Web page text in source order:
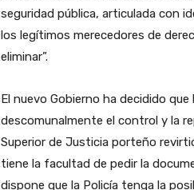
seguridad pública, articulada con
los legítimos merecedores de
eliminar”.
El nuevo Gobierno ha decidido
descomunalmente el control y la
Superior de Justicia porteño
tiene la facultad de pedir la
dispone que la Policía tenga la